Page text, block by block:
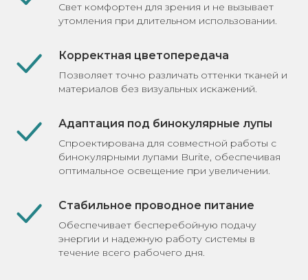
Свет комфортен для зрения и не вызывает
утомления при длительном использовании.
Корректная цветопередача
Позволяет точно различать оттенки тканей и
материалов без визуальных искажений.
Адаптация под бинокулярные лупы
Спроектирована для совместной работы с
бинокулярными лупами Burite, обеспечивая
оптимальное освещение при увеличении.
Стабильное проводное питание
Обеспечивает бесперебойную подачу
энергии и надежную работу системы в
течение всего рабочего дня.